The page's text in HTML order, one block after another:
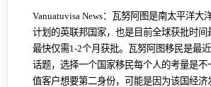
Vanuatuvisa News：瓦努阿图是南太平洋大
计划的英联邦国家，也是目前全球获批时间
最快仅需1-2个月获批。瓦努阿图移民是最
话题，选择一个国家移民每个人的考量是不
值客户想要第二身份，可能是因为该国经济